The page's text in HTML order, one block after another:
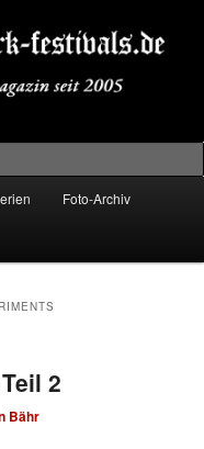
Foto-Archiv
2
Bähr